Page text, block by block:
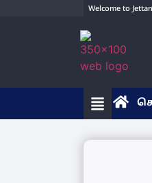
Welcome to